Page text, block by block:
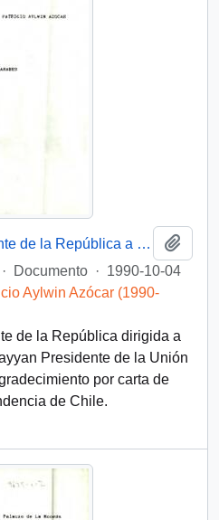
[Carta de S.E El Presidente de la República a Sultán Al Nahayyan Presidente de la Unión de Emiratos Árabes]
· Documento · 1990-10-04
Aylwin Azócar (1990-
de la República dirigida a
Presidente de la Unión
por carta de
de Chile.